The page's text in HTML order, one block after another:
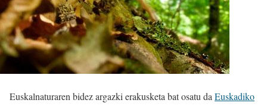
Euskalnaturaren bidez argazki erakusketa bat osatu da Euskadiko